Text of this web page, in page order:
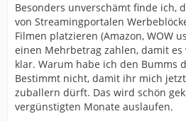
Besonders unverschämt finde ich,
von Streamingportalen
Filmen platzieren (Amazon, WOW
einen Mehrbetrag zahlen, damit
klar. Warum habe ich den Bumms
Bestimmt nicht, damit ihr mich
zuballern dürft. Das wird schön
vergünstigten Monate auslaufen.